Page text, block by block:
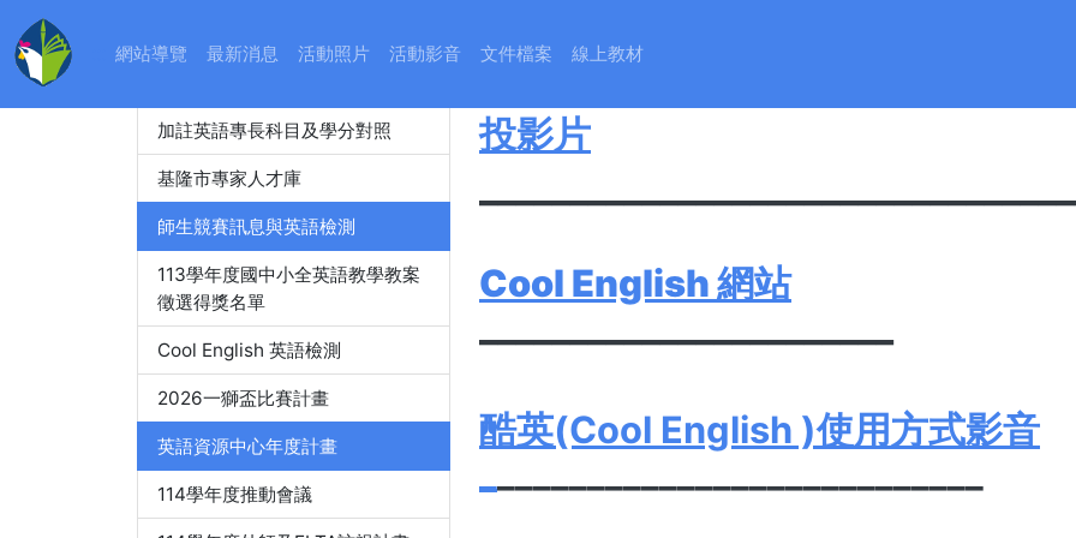
網站導覽 最新消息 活動照片 活動影音 文件檔案 線上教材
加註英語專長科目及學分對照
基隆市專家人才庫
師生競賽訊息與英語檢測
113學年度國中小全英語教學教案
徵選得獎名單
Cool English 英語檢測
2026一獅盃比賽計畫
英語資源中心年度計畫
114學年度推動會議
投影片
Cool English網站
酷英(Cool English )使用方式影音